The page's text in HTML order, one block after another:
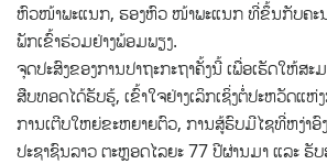
ຫົວໜ້າພະແນກ, ຮອງຫົວ ໜ້າພະແນກ ທີ່ຂຶ້ນກັບຄະນ
ພັກເຂົ້າຮ່ວມຢ່າງພ້ອມພຽງ.
ຈຸດປະສົງຂອງການປາຖະກະຖາຄັ້ງນີ້ ເພື່ອເຮັດໃຫ້ສ
ສືບທອດໄດ້ຮັບຮູ້, ເຂົ້າໃຈຢ່າງເລິກເຊິ່ງຕໍ່ປະຫວັດແຫ່
ການເຕີບໃຫຍ່ຂະຫຍາຍຕົວ, ການສູ້ຮົບມີໄຊທີ່ຫງ່າອົ
ປະຊາຊົນລາວ ຕະຫຼອດໄລຍະ 77 ປີຜ່ານມາ ແລະ ຮັ